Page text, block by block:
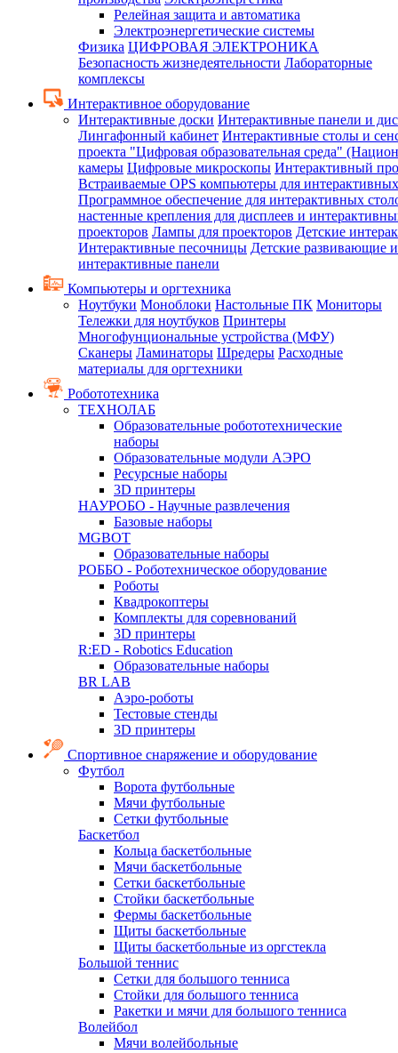
Релейная защита и автоматика
Электроэнергетические системы
Физика ЦИФРОВАЯ ЭЛЕКТРОНИКА
Безопасность жизнедеятельности Лабораторные
комплексы
Интерактивное оборудование
Интерактивные доски Интерактивные панели и
Лингафонный кабинет Интерактивные столы и
проекта "Цифровая образовательная среда"
камеры Цифровые микроскопы Интерактивный
Встраиваемые OPS компьютеры для
Программное обеспечение для интерактивных
настенные крепления для дисплеев и
проекторов Лампы для проекторов Детские
Интерактивные песочницы Детские развивающие
интерактивные панели
Компьютеры и оргтехника
Ноутбуки Моноблоки Настольные ПК Мониторы
Тележки для ноутбуков Принтеры
Многофунциональные устройства (МФУ)
Сканеры Ламинаторы Шредеры Расходные
материалы для оргтехники
Робототехника
ТЕХНОЛАБ
Образовательные робототехнические
наборы
Образовательные модули АЭРО
Ресурсные наборы
3D принтеры
НАУРОБО - Научные развлечения
Базовые наборы
MGBOT
Образовательные наборы
РОББО - Роботехническое оборудование
Роботы
Квадрокоптеры
Комплекты для соревнований
3D принтеры
R:ED - Robotics Education
Образовательные наборы
BR LAB
Аэро-роботы
Тестовые стенды
3D принтеры
Спортивное снаряжение и оборудование
Футбол
Ворота футбольные
Мячи футбольные
Сетки футбольные
Баскетбол
Кольца баскетбольные
Мячи баскетбольные
Сетки баскетбольные
Стойки баскетбольные
Фермы баскетбольные
Щиты баскетбольные
Щиты баскетбольные из оргстекла
Большой теннис
Сетки для большого тенниса
Стойки для большого тенниса
Ракетки и мячи для большого тенниса
Волейбол
Мячи волейбольные